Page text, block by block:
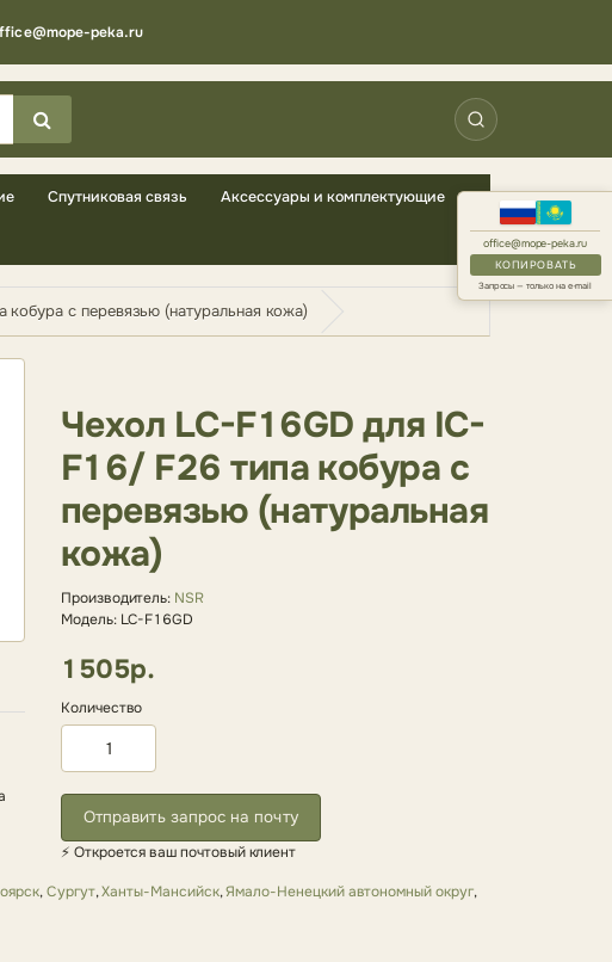
office@mope-peka.ru
КОПИРОВАТЬ
Запросы — только на e-mail
peka.ru
Спутниковая связь Аксессуары и комплектующие
с перевязью (натуральная кожа)
Чехол LC-F16GD для IC-
F16/ F26 типа кобура с
перевязью (натуральная
кожа)
Производитель: NSR
Модель: LC-F16GD
1505р.
Количество
Отправить запрос на почту
⚡ Откроется ваш почтовый клиент
,Сургут,Ханты-Мансийск,Ямало-Ненецкий автономный округ,